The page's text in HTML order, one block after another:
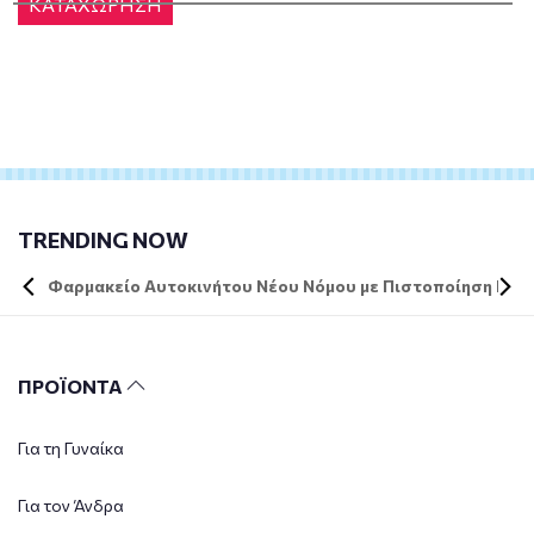
ΚΑΤΑΧΩΡΗΣΗ
TRENDING NOW
Φαρμακείο Αυτοκινήτου Νέου Νόμου με Πιστοποίηση DIN
ΠΡΟΪΟΝΤΑ
Για τη Γυναίκα
Για τον Άνδρα